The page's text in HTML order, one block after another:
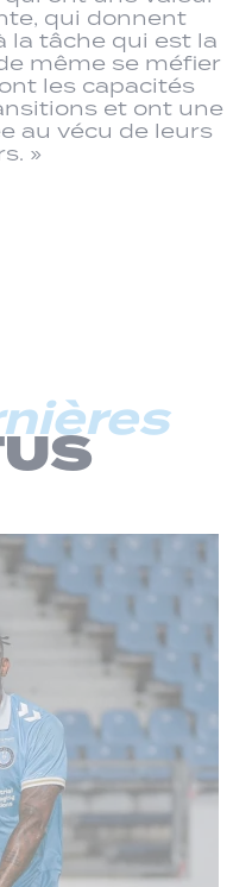
qui donnent
la tâche qui est la
même se méfier
les capacités
et ont une
au vécu de leurs
»